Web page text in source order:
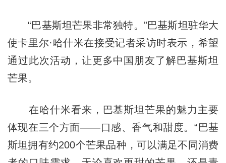
“巴基斯坦芒果非常独特。”巴基斯坦驻华大
使卡里尔·哈什米在接受记者采访时表示，希望
通过此次活动，让更多中国朋友了解巴基斯坦
芒果。
在哈什米看来，巴基斯坦芒果的魅力主要
体现在三个方面——口感、香气和甜度。“巴基
斯坦拥有约200个芒果品种，可以满足不同消费